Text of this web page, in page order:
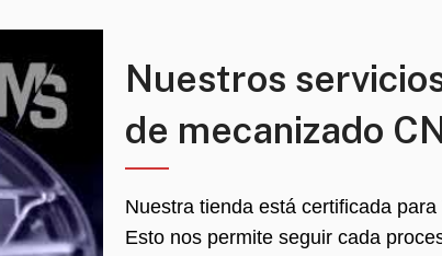
Nuestros
de mecanizado
Nuestra tienda está certificada para
Esto nos permite seguir cada